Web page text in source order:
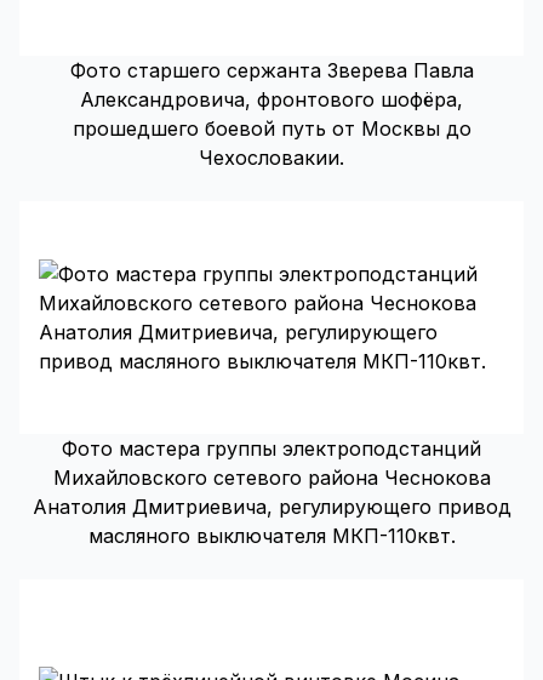
Фото старшего сержанта Зверева Павла
Александровича, фронтового шофёра,
прошедшего боевой путь от Москвы до
Чехословакии.
Фото мастера группы электроподстанций
Михайловского сетевого района Чеснокова
Анатолия Дмитриевича, регулирующего привод
масляного выключателя МКП-110квт.